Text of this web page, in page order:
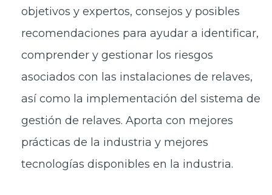
objetivos y expertos, consejos y posibles
recomendaciones para ayudar a identificar,
comprender y gestionar los riesgos
asociados con las instalaciones de relaves,
así como la implementación del sistema de
gestión de relaves. Aporta con mejores
prácticas de la industria y mejores
tecnologías disponibles en la industria.